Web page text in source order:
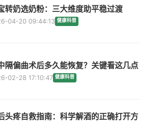
转奶选奶粉：三大维度助平稳过渡
04-20 09:44:13 健康科普
隔偏曲术后多久能恢复？关键看这几点
02-28 17:10:47 健康科普
头疼自救指南：科学解酒的正确打开方